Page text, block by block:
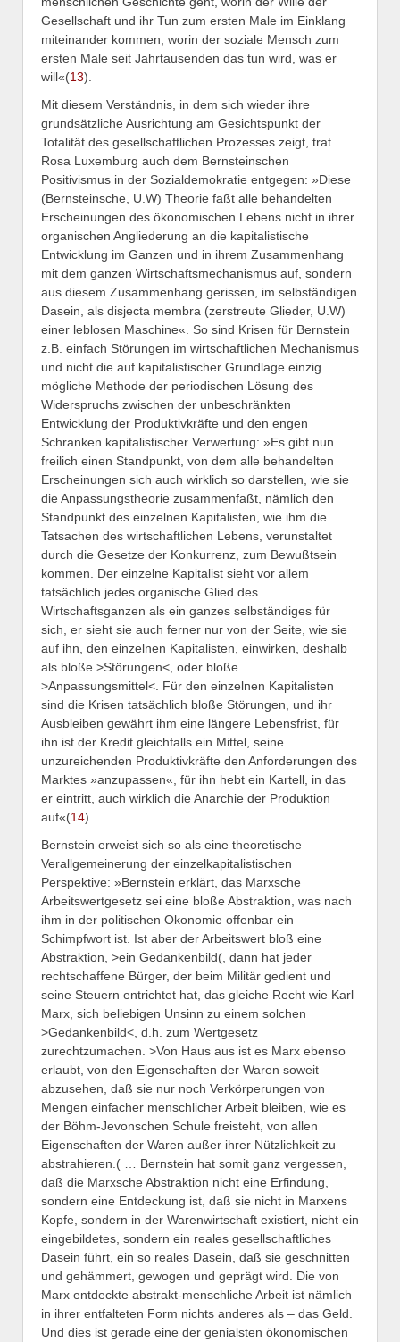
Gesellschaft und ihr Tun zum ersten Male im Einklang
miteinander kommen, worin der soziale Mensch zum
ersten Male seit Jahrtausenden das tun wird, was er
will«(13).
Mit diesem Verständnis, in dem sich wieder ihre
grundsätzliche Ausrichtung am Gesichtspunkt der
Totalität des gesellschaftlichen Prozesses zeigt, trat
Rosa Luxemburg auch dem Bernsteinschen
Positivismus in der Sozialdemokratie entgegen: »Diese
(Bernsteinsche, U.W) Theorie faßt alle behandelten
Erscheinungen des ökonomischen Lebens nicht in ihrer
organischen Angliederung an die kapitalistische
Entwicklung im Ganzen und in ihrem Zusammenhang
mit dem ganzen Wirtschaftsmechanismus auf, sondern
aus diesem Zusammenhang gerissen, im selbständigen
Dasein, als disjecta membra (zerstreute Glieder, U.W)
einer leblosen Maschine«. So sind Krisen für Bernstein
z.B. einfach Störungen im wirtschaftlichen Mechanismus
und nicht die auf kapitalistischer Grundlage einzig
mögliche Methode der periodischen Lösung des
Widerspruchs zwischen der unbeschränkten
Entwicklung der Produktivkräfte und den engen
Schranken kapitalistischer Verwertung: »Es gibt nun
freilich einen Standpunkt, von dem alle behandelten
Erscheinungen sich auch wirklich so darstellen, wie sie
die Anpassungstheorie zusammenfaßt, nämlich den
Standpunkt des einzelnen Kapitalisten, wie ihm die
Tatsachen des wirtschaftlichen Lebens, verunstaltet
durch die Gesetze der Konkurrenz, zum Bewußtsein
kommen. Der einzelne Kapitalist sieht vor allem
tatsächlich jedes organische Glied des
Wirtschaftsganzen als ein ganzes selbständiges für
sich, er sieht sie auch ferner nur von der Seite, wie sie
auf ihn, den einzelnen Kapitalisten, einwirken, deshalb
als bloße >Störungen<, oder bloße
>Anpassungsmittel<. Für den einzelnen Kapitalisten
sind die Krisen tatsächlich bloße Störungen, und ihr
Ausbleiben gewährt ihm eine längere Lebensfrist, für
ihn ist der Kredit gleichfalls ein Mittel, seine
unzureichenden Produktivkräfte den Anforderungen des
Marktes »anzupassen«, für ihn hebt ein Kartell, in das
er eintritt, auch wirklich die Anarchie der Produktion
auf«(14).
Bernstein erweist sich so als eine theoretische
Verallgemeinerung der einzelkapitalistischen
Perspektive: »Bernstein erklärt, das Marxsche
Arbeitswertgesetz sei eine bloße Abstraktion, was nach
ihm in der politischen Okonomie offenbar ein
Schimpfwort ist. Ist aber der Arbeitswert bloß eine
Abstraktion, >ein Gedankenbild(, dann hat jeder
rechtschaffene Bürger, der beim Militär gedient und
seine Steuern entrichtet hat, das gleiche Recht wie Karl
Marx, sich beliebigen Unsinn zu einem solchen
>Gedankenbild<, d.h. zum Wertgesetz
zurechtzumachen. >Von Haus aus ist es Marx ebenso
erlaubt, von den Eigenschaften der Waren soweit
abzusehen, daß sie nur noch Verkörperungen von
Mengen einfacher menschlicher Arbeit bleiben, wie es
der Böhm-Jevonschen Schule freisteht, von allen
Eigenschaften der Waren außer ihrer Nützlichkeit zu
abstrahieren.( … Bernstein hat somit ganz vergessen,
daß die Marxsche Abstraktion nicht eine Erfindung,
sondern eine Entdeckung ist, daß sie nicht in Marxens
Kopfe, sondern in der Warenwirtschaft existiert, nicht ein
eingebildetes, sondern ein reales gesellschaftliches
Dasein führt, ein so reales Dasein, daß sie geschnitten
und gehämmert, gewogen und geprägt wird. Die von
Marx entdeckte abstrakt-menschliche Arbeit ist nämlich
in ihrer entfalteten Form nichts anderes als – das Geld.
Und dies ist gerade eine der genialsten ökonomischen